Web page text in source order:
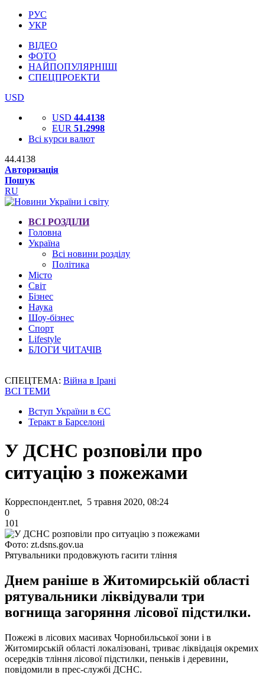
РУС
УКР
ВІДЕО
ФОТО
НАЙПОПУЛЯРНІШІ
СПЕЦПРОЕКТИ
USD
USD 44.4138
EUR 51.2998
Всі курси валют
44.4138
Авторизація
Пошук
RU
ВСІ РОЗДІЛИ
Головна
Україна
Всі новини розділу
Політика
Місто
Світ
Бізнес
Наука
Шоу-бізнес
Спорт
Lifestyle
БЛОГИ ЧИТАЧІВ
СПЕЦТЕМА: Війна в Ірані
ВСІ ТЕМИ
Вступ України в ЄС
Теракт в Барселоні
У ДСНС розповіли про
ситуацію з пожежами
Корреспондент.net, 5 травня 2020, 08:24
0
101
Фото: zt.dsns.gov.ua
Рятувальники продовжують гасити тління
Днем раніше в Житомирській області
рятувальники ліквідували три
вогнища загоряння лісової підстилки.
Пожежі в лісових масивах Чорнобильської зони і в
Житомирській області локалізовані, триває ліквідація окремих
осередків тління лісової підстилки, пеньків і деревини,
повідомили в прес-службі ДСНС.